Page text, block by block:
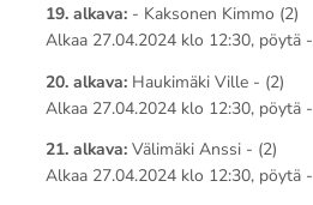
19. alkava:- Kaksonen Kimmo (2)
Alkaa 27.04.2024 klo 12:30, pöytä -
20. alkava:Haukimäki Ville - (2)
Alkaa 27.04.2024 klo 12:30, pöytä -
21. alkava:Välimäki Anssi - (2)
Alkaa 27.04.2024 klo 12:30, pöytä -